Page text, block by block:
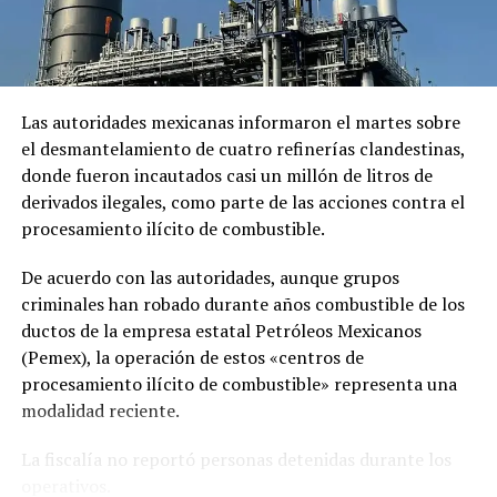
Las autoridades mexicanas informaron el martes sobre
el desmantelamiento de cuatro refinerías clandestinas,
donde fueron incautados casi un millón de litros de
derivados ilegales, como parte de las acciones contra el
procesamiento ilícito de combustible.
De acuerdo con las autoridades, aunque grupos
criminales han robado durante años combustible de los
ductos de la empresa estatal Petróleos Mexicanos
(Pemex), la operación de estos «centros de
procesamiento ilícito de combustible» representa una
modalidad reciente.
La fiscalía no reportó personas detenidas durante los